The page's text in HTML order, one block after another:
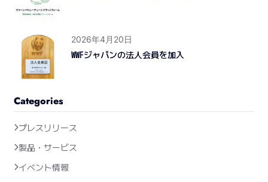
2026年4月20日
WWFジャパンの法人会員を加入
Categories
プレスリリース
製品・サービス
イベント情報